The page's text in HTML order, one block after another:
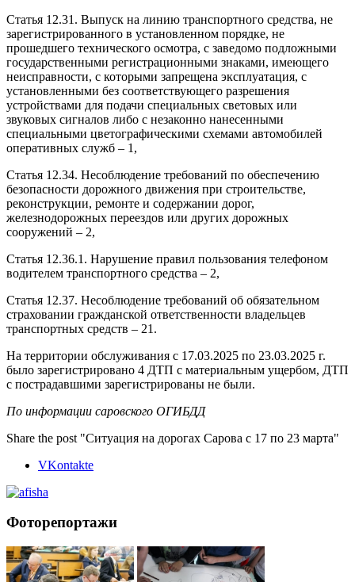
Статья 12.31. Выпуск на линию транспортного средства, не
зарегистрированного в установленном порядке, не
прошедшего технического осмотра, с заведомо подложными
государственными регистрационными знаками, имеющего
неисправности, с которыми запрещена эксплуатация, с
установленными без соответствующего разрешения
устройствами для подачи специальных световых или
звуковых сигналов либо с незаконно нанесенными
специальными цветографическими схемами автомобилей
оперативных служб – 1,
Статья 12.34. Несоблюдение требований по обеспечению
безопасности дорожного движения при строительстве,
реконструкции, ремонте и содержании дорог,
железнодорожных переездов или других дорожных
сооружений – 2,
Статья 12.36.1. Нарушение правил пользования телефоном
водителем транспортного средства – 2,
Статья 12.37. Несоблюдение требований об обязательном
страховании гражданской ответственности владельцев
транспортных средств – 21.
На территории обслуживания с 17.03.2025 по 23.03.2025 г.
было зарегистрировано 4 ДТП с материальным ущербом, ДТП
с пострадавшими зарегистрированы не были.
По информации саровского ОГИБДД
Share the post "Ситуация на дорогах Сарова с 17 по 23 марта"
VKontakte
Фоторепортажи